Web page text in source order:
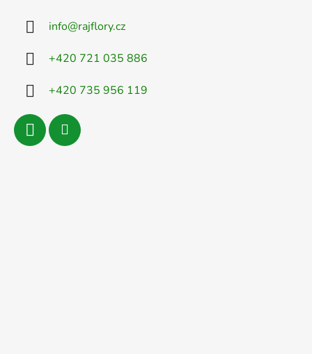
info@rajflory.cz
+420 721 035 886
+420 735 956 119